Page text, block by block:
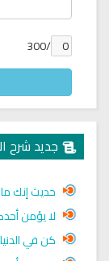
/300
جديد شرح
حديث إنك
لا يؤمن
كن في